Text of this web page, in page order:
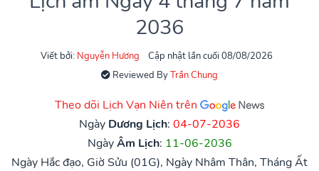
2036
Viết bởi: Nguyễn Hương
Cập nhật lần cuối 08/08/2026
Reviewed ByTrần Chung
Theo dõi Lịch Vạn Niên trên
Ngày Dương Lịch: 04-07-2036
NgàyÂm Lịch: 11-06-2036
Ngày Hắc đạo, Giờ Sửu (01G), Ngày Nhâm Thân, Tháng Ất